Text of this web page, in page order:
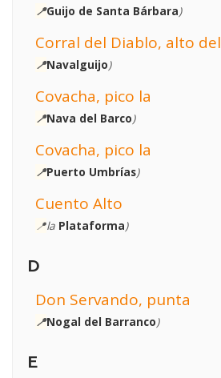
📍Guijo de Santa Bárbara)
Corral del Diablo, alto del
📍Navalguijo)
Covacha, pico la
📍Nava del Barco)
Covacha, pico la
📍Puerto Umbrías)
Cuento Alto
📍la Plataforma)
D
Don Servando, punta
📍Nogal del Barranco)
E